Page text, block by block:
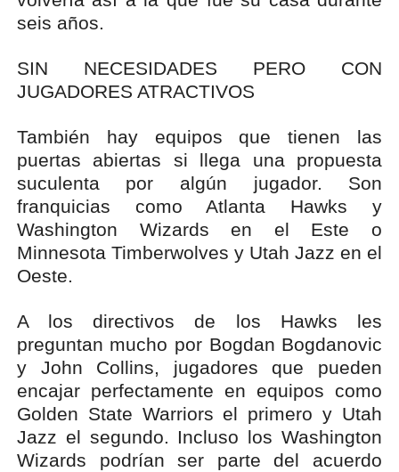
seis años.
SIN NECESIDADES PERO CON
JUGADORES ATRACTIVOS
También hay equipos que tienen las
puertas abiertas si llega una propuesta
suculenta por algún jugador. Son
franquicias como Atlanta Hawks y
Washington Wizards en el Este o
Minnesota Timberwolves y Utah Jazz en el
Oeste.
A los directivos de los Hawks les
preguntan mucho por Bogdan Bogdanovic
y John Collins, jugadores que pueden
encajar perfectamente en equipos como
Golden State Warriors el primero y Utah
Jazz el segundo. Incluso los Washington
Wizards podrían ser parte del acuerdo